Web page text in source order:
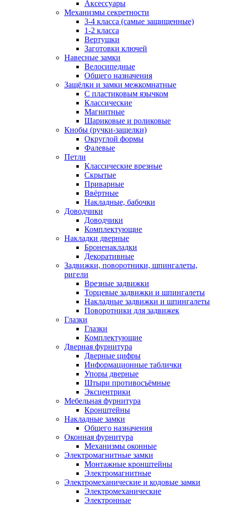
Аксессуары
Механизмы секретности
3-4 класса (самые защищенные)
1-2 класса
Вертушки
Заготовки ключей
Навесные замки
Велосипедные
Общего назначения
Защёлки и замки межкомнатные
С пластиковым язычком
Классические
Магнитные
Шариковые и роликовые
Кнобы (ручки-защелки)
Округлой формы
Фалевые
Петли
Классические врезные
Скрытые
Приварные
Ввёртные
Накладные, бабочки
Доводчики
Доводчики
Комплектующие
Накладки дверные
Броненакладки
Декоративные
Задвижки, поворотники, шпингалеты,
ригели
Врезные задвижки
Торцевые задвижки и шпингалеты
Накладные задвижки и шпингалеты
Поворотники для задвижек
Глазки
Глазки
Комплектующие
Дверная фурнитура
Дверные цифры
Информационные таблички
Упоры дверные
Штыри противосъёмные
Эксцентрики
Мебельная фурнитура
Кронштейны
Накладные замки
Общего назначения
Оконная фурнитура
Механизмы оконные
Электромагнитные замки
Монтажные кронштейны
Электромагнитные
Электромеханические и кодовые замки
Электромеханические
Электронные